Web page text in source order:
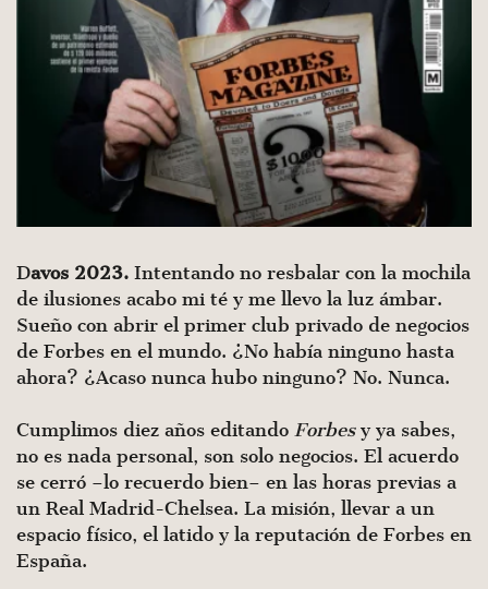
Davos 2023. Intentando no resbalar con la mochila
de ilusiones acabo mi té y me llevo la luz ámbar.
Sueño con abrir el primer club privado de negocios
de Forbes en el mundo. ¿No había ninguno hasta
ahora? ¿Acaso nunca hubo ninguno? No. Nunca.
Cumplimos diez años editando Forbesy ya sabes,
no es nada personal, son solo negocios. El acuerdo
se cerró –lo recuerdo bien– en las horas previas a
un Real Madrid-Chelsea. La misión, llevar a un
espacio físico, el latido y la reputación de Forbes en
España.